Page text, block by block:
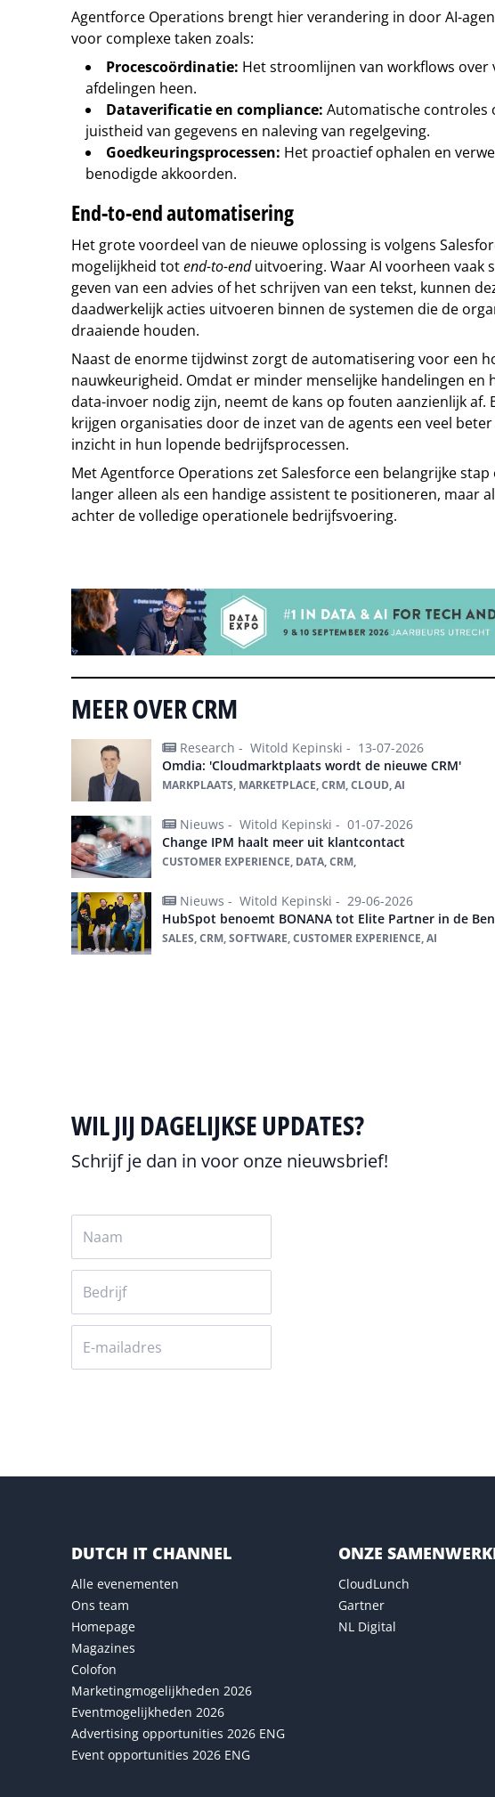
Agentforce Operations brengt hier verandering in door AI-
voor complexe taken zoals:
Procescoördinatie: Het stroomlijnen van workflows over
afdelingen heen.
Dataverificatie en compliance: Automatische controles
juistheid van gegevens en naleving van regelgeving.
Goedkeuringsprocessen: Het proactief ophalen en
benodigde akkoorden.
End-to-end automatisering
Het grote voordeel van de nieuwe oplossing is volgens
mogelijkheid totend-to-enduitvoering. Waar AI voorheen vaak
geven van een advies of het schrijven van een tekst, kunnen
daadwerkelijk acties uitvoeren binnen de systemen die de
draaiende houden.
Naast de enorme tijdwinst zorgt de automatisering voor een
nauwkeurigheid. Omdat er minder menselijke handelingen en
data-invoer nodig zijn, neemt de kans op fouten aanzienlijk af.
krijgen organisaties door de inzet van de agents een veel
inzicht in hun lopende bedrijfsprocessen.
Met Agentforce Operations zet Salesforce een belangrijke stap
langer alleen als een handige assistent te positioneren, maar
achter de volledige operationele bedrijfsvoering.
MEER OVER CRM
Research - Witold Kepinski - 13-07-2026
Omdia: 'Cloudmarktplaats wordt de nieuwe CRM'
MARKPLAATS, MARKETPLACE, CRM, CLOUD, AI
Nieuws - Witold Kepinski - 01-07-2026
Change IPM haalt meer uit klantcontact
CUSTOMER EXPERIENCE, DATA, CRM,
Nieuws - Witold Kepinski - 29-06-2026
HubSpot benoemt BONANA tot Elite Partner in de
SALES, CRM, SOFTWARE, CUSTOMER EXPERIENCE, AI
WIL JIJ DAGELIJKSE UPDATES?
Schrijf je dan in voor onze nieuwsbrief!
DUTCH IT CHANNEL
Alle evenementen
Ons team
Homepage
Magazines
Colofon
Marketingmogelijkheden 2026
Eventmogelijkheden 2026
Advertising opportunities 2026 ENG
Event opportunities 2026 ENG
ONZE
CloudLunch
Gartner
NL Digital